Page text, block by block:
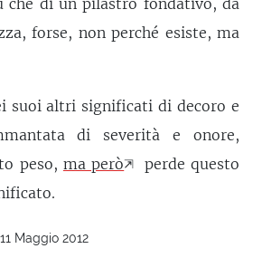
forse, non perché esiste, ma
suoi altri significati di decoro e
di severità e onore,
peso, ma però
perde questo
Maggio 2012